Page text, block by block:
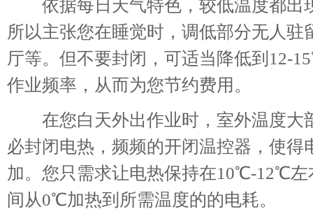
依据每日天气特色，较低温度都出
所以主张您在睡觉时，调低部分无人
厅等。但不要封闭，可适当降低到12-
作业频率，从而为您节约费用。
在您白天外出作业时，室外温度大
必封闭电热，频频的开闭温控器，使
加。您只需求让电热保持在10℃-12℃
间从0℃加热到所需温度的的电耗。